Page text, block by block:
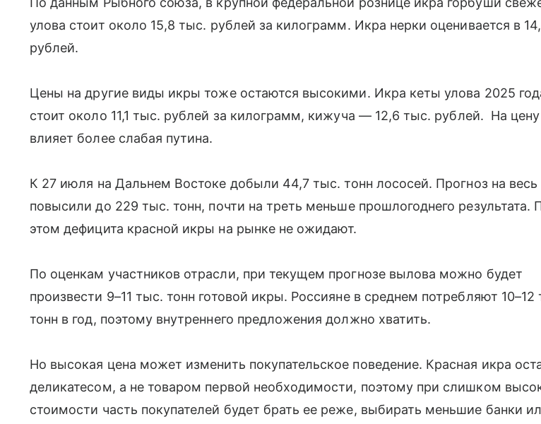
улова стоит около 15,8 тыс. рублей за килограмм. Икра нерки оценивается в
рублей.
Цены на другие виды икры тоже остаются высокими. Икра кеты улова 2025
стоит около 11,1 тыс. рублей за килограмм, кижуча — 12,6 тыс. рублей. На цену
влияет более слабая путина.
К 27 июля на Дальнем Востоке добыли 44,7 тыс. тонн лососей. Прогноз на весь
повысили до 229 тыс. тонн, почти на треть меньше прошлогоднего результата.
этом дефицита красной икры на рынке не ожидают.
По оценкам участников отрасли, при текущем прогнозе вылова можно будет
произвести 9–11 тыс. тонн готовой икры. Россияне в среднем потребляют 10–12
тонн в год, поэтому внутреннего предложения должно хватить.
Но высокая цена может изменить покупательское поведение. Красная икра
деликатесом, а не товаром первой необходимости, поэтому при слишком
стоимости часть покупателей будет брать ее реже, выбирать меньшие банки